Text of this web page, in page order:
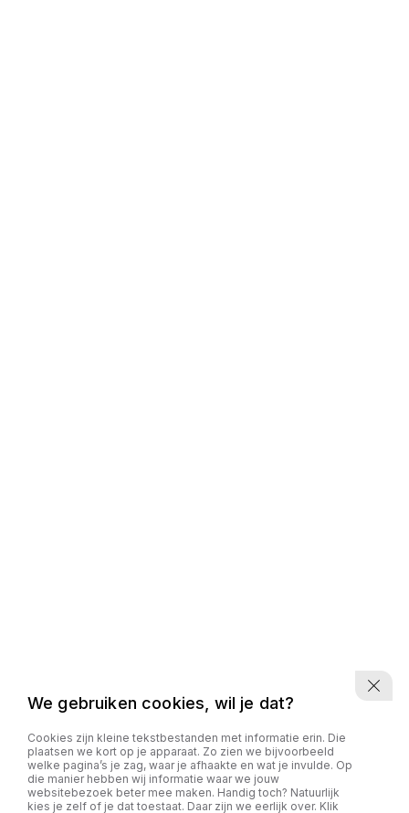
We gebruiken cookies, wil je dat?
Cookies zijn kleine tekstbestanden met informatie erin. Die
plaatsen we kort op je apparaat. Zo zien we bijvoorbeeld
welke pagina’s je zag, waar je afhaakte en wat je invulde. Op
die manier hebben wij informatie waar we jouw
websitebezoek beter mee maken. Handig toch? Natuurlijk
kies je zelf of je dat toestaat. Daar zijn we eerlijk over. Klik